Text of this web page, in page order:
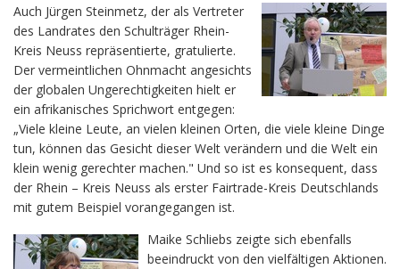
Auch Jürgen Steinmetz, der als Vertreter
des Landrates den Schulträger Rhein-
Kreis Neuss repräsentierte, gratulierte.
Der vermeintlichen Ohnmacht angesichts
der globalen Ungerechtigkeiten hielt er
ein afrikanisches Sprichwort entgegen:
„Viele kleine Leute, an vielen kleinen Orten, die viele kleine Dinge
tun, können das Gesicht dieser Welt verändern und die Welt ein
klein wenig gerechter machen." Und so ist es konsequent, dass
der Rhein – Kreis Neuss als erster Fairtrade-Kreis Deutschlands
mit gutem Beispiel vorangegangen ist.
Maike Schliebs zeigte sich ebenfalls
beeindruckt von den vielfältigen Aktionen.